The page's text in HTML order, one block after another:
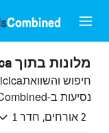
מלונות בתוך Curicica, ריו דה ז'ניירו
נסיעות ב-HotelsCombined.
2 אורחים, חדר 1